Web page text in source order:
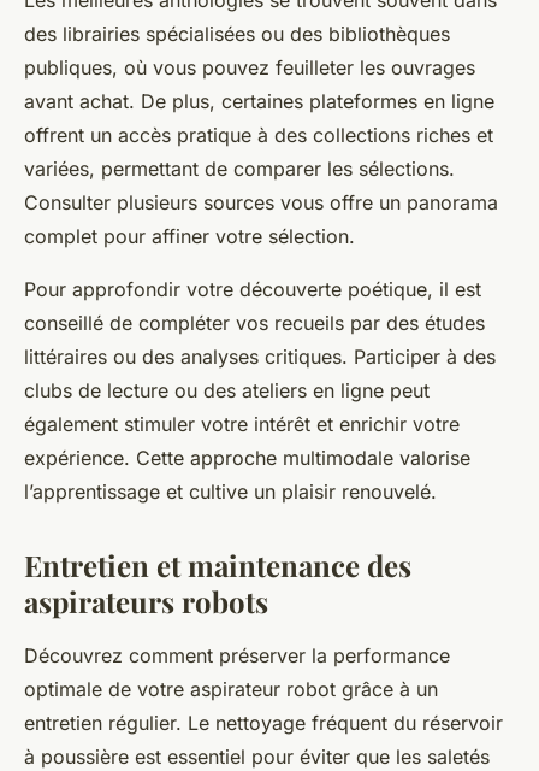
des librairies spécialisées ou des bibliothèques
publiques, où vous pouvez feuilleter les ouvrages
avant achat. De plus, certaines plateformes en ligne
offrent un accès pratique à des collections riches et
variées, permettant de comparer les sélections.
Consulter plusieurs sources vous offre un panorama
complet pour affiner votre sélection.
Pour approfondir votre découverte poétique, il est
conseillé de compléter vos recueils par des études
littéraires ou des analyses critiques. Participer à des
clubs de lecture ou des ateliers en ligne peut
également stimuler votre intérêt et enrichir votre
expérience. Cette approche multimodale valorise
l’apprentissage et cultive un plaisir renouvelé.
Entretien et maintenance des
aspirateurs robots
Découvrez comment préserver la performance
optimale de votre aspirateur robot grâce à un
entretien régulier. Le nettoyage fréquent du réservoir
à poussière est essentiel pour éviter que les saletés